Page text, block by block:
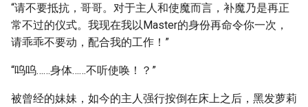
“请不要抵抗，哥哥。对于主人和使魔而言，补魔乃是再正
常不过的仪式。我现在我以Master的身份再命令你一次，
请乖乖不要动，配合我的工作！”
“呜呜……身体……不听使唤！？”
被曾经的妹妹，如今的主人强行按倒在床上之后，黑发萝莉